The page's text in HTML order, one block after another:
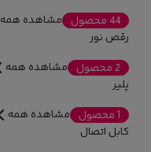
44 محصول
مشاهده همه
رقص نور
2 محصول
مشاهده همه
پلیر
1 محصول
مشاهده همه
کابل اتصال